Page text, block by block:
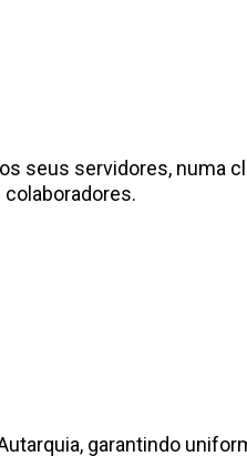
seus servidores, numa
garantindo